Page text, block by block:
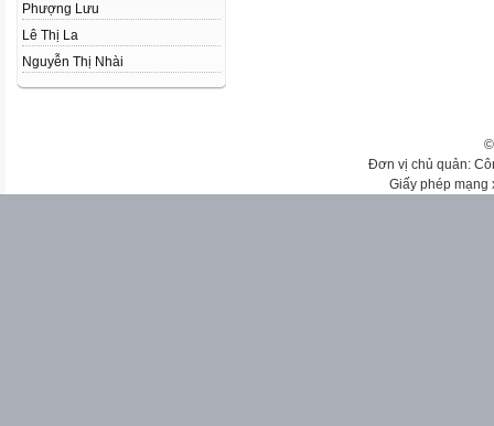
Phượng Lưu
Lê Thị La
Nguyễn Thị Nhài
Đơn vị chủ quản:
Giấy phép mạng